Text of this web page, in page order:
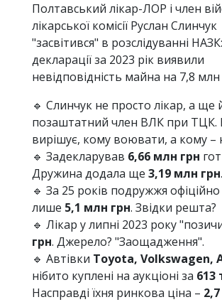
Полтавський лікар-ЛОР і член
лікарської комісії Руслан Слинчук
"засвітився" в розслідуванні
декларації за 2023 рік виявили
невідповідність майна на 7,8 млн
🔹 Слинчук не просто лікар, а ще
позаштатний член ВЛК при ТЦК.
вирішує, кому воювати, а кому –
🔹 Задекларував 6,66 млн грн
Дружина додала ще 3,19 млн грн.
🔹 За 25 років подружжя
лише 5,1 млн грн. Звідки решта?
🔹 Лікар у липні 2023 року
грн. Джерело? "Заощадження".
🔹 Автівки Toyota, Volkswagen,
нібито куплені на аукціоні за 613
Насправді їхня ринкова ціна –